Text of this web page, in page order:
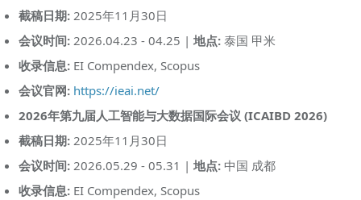
截稿日期:2025年11月30日
会议时间:2026.04.23 - 04.25 | 地点:泰国 甲米
收录信息:EI Compendex, Scopus
会议官网: https://ieai.net/
2026年第九届人工智能与大数据国际会议 (ICAIBD 2026)
截稿日期:2025年11月30日
会议时间:2026.05.29 - 05.31 | 地点:中国 成都
收录信息:EI Compendex, Scopus